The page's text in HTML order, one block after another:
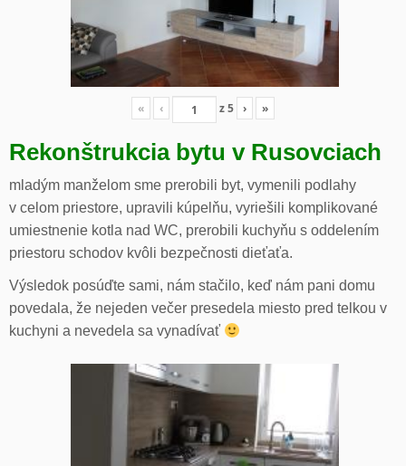
« ‹ z5 › »
Rekonštrukcia bytu v Rusovciach
mladým manželom sme prerobili byt, vymenili podlahy
v celom priestore, upravili kúpelňu, vyriešili komplikované
umiestnenie kotla nad WC, prerobili kuchyňu s oddelením
priestoru schodov kvôli bezpečnosti dieťaťa.
Výsledok posúďte sami, nám stačilo, keď nám pani domu
povedala, že nejeden večer presedela miesto pred telkou v
kuchyni a nevedela sa vynadívať